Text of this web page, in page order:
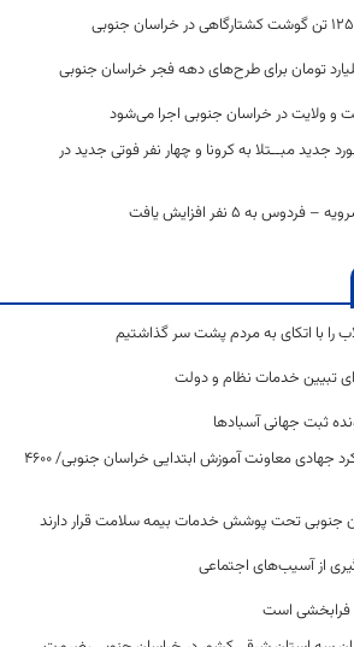
می تازد ،تعداد ۱۱۷مــورد جدید مبــتلا به کرونا و چهار نفر فوتی جدید در
به ۵ نفر افزایش یافت
را با اتکای به مردم پشت سر گذاشتیم
تبیین خدمات نظام و دولت
ثبت جهانی آسبادها
تقدیر مقام عالی وزارت از عملکرد جهادی معاونت آموزش ابتدایی خراسان جنوبی/ ۴۶۰۰
از آسیب‌های اجتماعی
فرابخشی است